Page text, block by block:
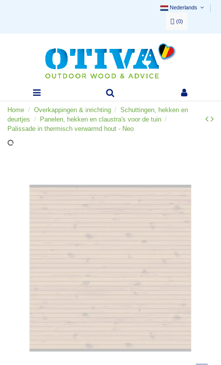
Nederlands
(0)
Home Overkappingen & inrichting
Schuttingen, hekken en
deurtjes
Panelen, hekken en claustra's voor de tuin
Palissade in thermisch verwarmd hout - Neo